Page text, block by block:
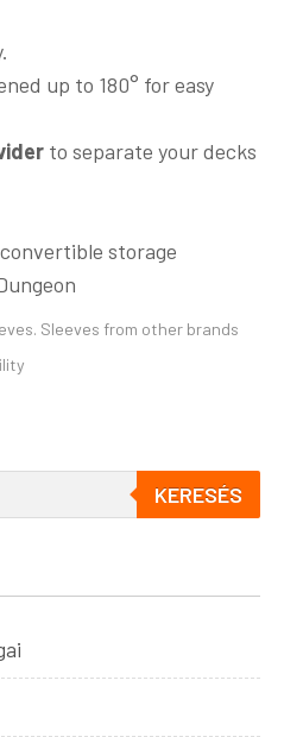
up to 180° for easy
to separate your decks
storage
Sleeves from other brands
KERESÉS